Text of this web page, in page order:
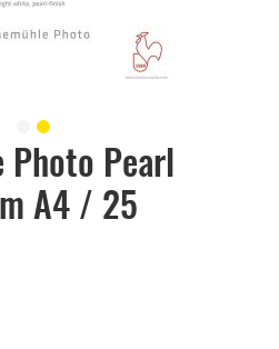
Photo Pearl
A4 / 25